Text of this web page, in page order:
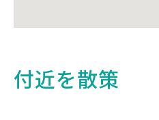
付近を散策